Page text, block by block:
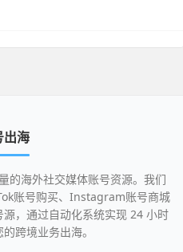
出海
的海外社交媒体账号资源。我们
账号购买、Instagram账号商城
，通过自动化系统实现 24 小时
跨境业务出海。